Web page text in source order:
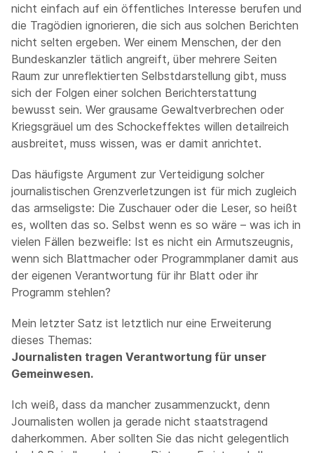
nicht einfach auf ein öffentliches Interesse berufen und
die Tragödien ignorieren, die sich aus solchen Berichten
nicht selten ergeben. Wer einem Menschen, der den
Bundeskanzler tätlich angreift, über mehrere Seiten
Raum zur unreflektierten Selbstdarstellung gibt, muss
sich der Folgen einer solchen Berichterstattung
bewusst sein. Wer grausame Gewaltverbrechen oder
Kriegsgräuel um des Schockeffektes willen detailreich
ausbreitet, muss wissen, was er damit anrichtet.
Das häufigste Argument zur Verteidigung solcher
journalistischen Grenzverletzungen ist für mich zugleich
das armseligste: Die Zuschauer oder die Leser, so heißt
es, wollten das so. Selbst wenn es so wäre – was ich in
vielen Fällen bezweifle: Ist es nicht ein Armutszeugnis,
wenn sich Blattmacher oder Programmplaner damit aus
der eigenen Verantwortung für ihr Blatt oder ihr
Programm stehlen?
Mein letzter Satz ist letztlich nur eine Erweiterung
dieses Themas:
Journalisten tragen Verantwortung für unser
Gemeinwesen.
Ich weiß, dass da mancher zusammenzuckt, denn
Journalisten wollen ja gerade nicht staatstragend
daherkommen. Aber sollten Sie das nicht gelegentlich